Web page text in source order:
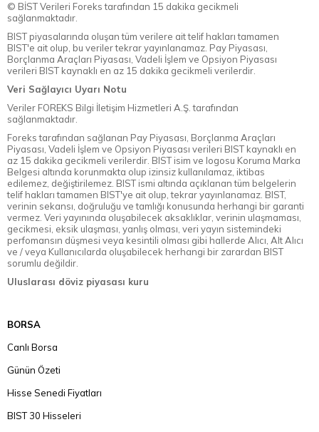
© BİST Verileri Foreks tarafından 15 dakika gecikmeli
sağlanmaktadır.
BIST piyasalarında oluşan tüm verilere ait telif hakları tamamen
BIST'e ait olup, bu veriler tekrar yayınlanamaz. Pay Piyasası,
Borçlanma Araçları Piyasası, Vadeli İşlem ve Opsiyon Piyasası
verileri BIST kaynaklı en az 15 dakika gecikmeli verilerdir.
Veri Sağlayıcı Uyarı Notu
Veriler FOREKS Bilgi İletişim Hizmetleri A.Ş. tarafından
sağlanmaktadır.
Foreks tarafından sağlanan Pay Piyasası, Borçlanma Araçları
Piyasası, Vadeli İşlem ve Opsiyon Piyasası verileri BIST kaynaklı en
az 15 dakika gecikmeli verilerdir. BIST isim ve logosu Koruma Marka
Belgesi altında korunmakta olup izinsiz kullanılamaz, iktibas
edilemez, değiştirilemez. BIST ismi altında açıklanan tüm belgelerin
telif hakları tamamen BIST'ye ait olup, tekrar yayınlanamaz. BIST,
verinin sekansı, doğruluğu ve tamlığı konusunda herhangi bir garanti
vermez. Veri yayınında oluşabilecek aksaklıklar, verinin ulaşmaması,
gecikmesi, eksik ulaşması, yanlış olması, veri yayın sistemindeki
perfomansın düşmesi veya kesintili olması gibi hallerde Alıcı, Alt Alıcı
ve / veya Kullanıcılarda oluşabilecek herhangi bir zarardan BIST
sorumlu değildir.
Uluslarası döviz piyasası kuru
BORSA
Canlı Borsa
Günün Özeti
Hisse Senedi Fiyatları
BIST 30 Hisseleri